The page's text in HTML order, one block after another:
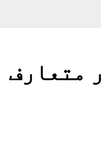
واٹ چارجر متعارف